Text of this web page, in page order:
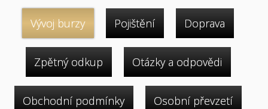
Vývoj burzy Pojištění Doprava
Zpětný odkup Otázky a odpovědi
Obchodní podmínky Osobní převzetí